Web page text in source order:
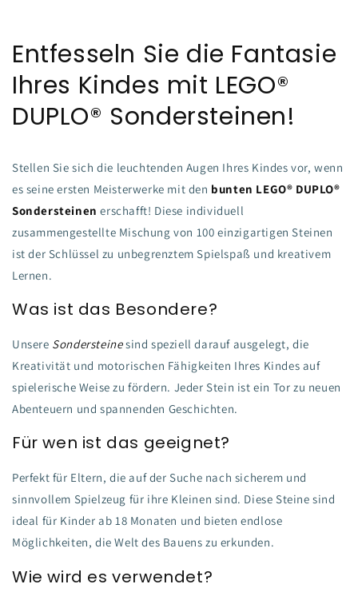
Entfesseln Sie die Fantasie
Ihres Kindes mit LEGO®
DUPLO® Sondersteinen!
Stellen Sie sich die leuchtenden Augen Ihres Kindes vor, wenn
es seine ersten Meisterwerke mit den bunten LEGO® DUPLO®
Sondersteinen erschafft! Diese individuell
zusammengestellte Mischung von 100 einzigartigen Steinen
ist der Schlüssel zu unbegrenztem Spielspaß und kreativem
Lernen.
Was ist das Besondere?
Unsere Sondersteinesind speziell darauf ausgelegt, die
Kreativität und motorischen Fähigkeiten Ihres Kindes auf
spielerische Weise zu fördern. Jeder Stein ist ein Tor zu neuen
Abenteuern und spannenden Geschichten.
Für wen ist das geeignet?
Perfekt für Eltern, die auf der Suche nach sicherem und
sinnvollem Spielzeug für ihre Kleinen sind. Diese Steine sind
ideal für Kinder ab 18 Monaten und bieten endlose
Möglichkeiten, die Welt des Bauens zu erkunden.
Wie wird es verwendet?